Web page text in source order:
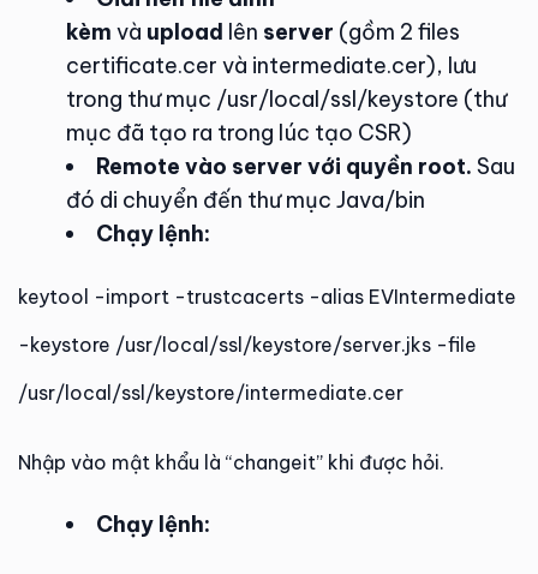
kèm và upload lên server (gồm 2 files
certificate.cer và intermediate.cer), lưu
trong thư mục /usr/local/ssl/keystore (thư
mục đã tạo ra trong lúc tạo CSR)
Remote vào server với quyền root. Sau
đó di chuyển đến thư mục Java/bin
Chạy lệnh:
keytool -import -trustcacerts -alias EVIntermediate
-keystore /usr/local/ssl/keystore/server.jks -file
/usr/local/ssl/keystore/intermediate.cer
Nhập vào mật khẩu là “changeit” khi được hỏi.
Chạy lệnh: